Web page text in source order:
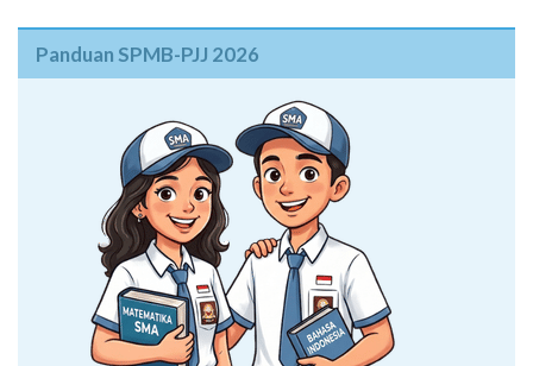
Panduan SPMB-PJJ 2026